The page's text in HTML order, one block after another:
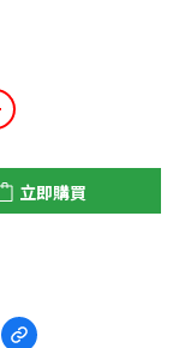
立即購買